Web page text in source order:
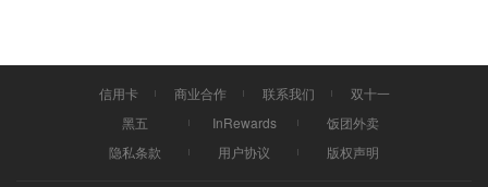
从Midland出发大概还要四个小时到达目的地。但来都来
了，那么就建议大家也去一趟周边的小镇吧，Marathon曾
经有世界上最小的Target的地标，不幸的是已经拆走了，路
信用卡 商业合作 联系我们
双十一
黑五
InRewards
饭团外卖
隐私条款
用户协议 版权声明